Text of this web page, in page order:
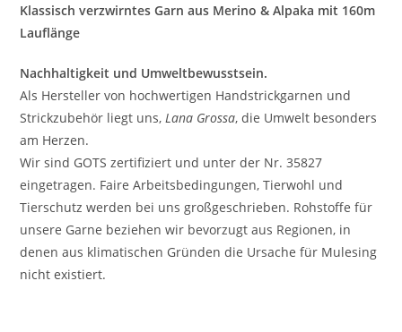
Klassisch verzwirntes Garn aus Merino & Alpaka mit 160m
Lauflänge
Nachhaltigkeit und Umweltbewusstsein.
Als Hersteller von hochwertigen Handstrickgarnen und
Strickzubehör liegt uns,Lana Grossa, die Umwelt besonders
am Herzen.
Wir sind GOTS zertifiziert und unter der Nr. 35827
eingetragen. Faire Arbeitsbedingungen, Tierwohl und
Tierschutz werden bei uns großgeschrieben. Rohstoffe für
unsere Garne beziehen wir bevorzugt aus Regionen, in
denen aus klimatischen Gründen die Ursache für Mulesing
nicht existiert.